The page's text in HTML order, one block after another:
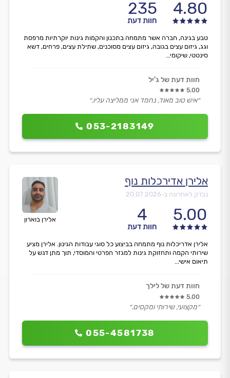
4.80
235
חוות דעת
053-2183149
טבע בגינה, חברה אשר מתמחה בתכנון והקמות גינות יוקרתיות מרפסת
וגג, גיזום עצים בגובה, גיזום עצים מסוכנים, שתילת עצים, פרחים, דשא
סינטטי, שיקומי...
חוות דעת של ג'יל
5.00
״איש טוב מאוד, נחמד אני ממליצה עליו.״
אלירן בוארון
אלירן אדירכלות נוף
נבדק לאחרונה ב-20.07.2026
5.00
4
חוות דעת
055-4581738
אלירן אדריכלות נוף מתמחה בביצוע כל סוגי עבודות הגינון. אלירן מציע
שירותי הקמה ותחזוקת גינות למגזר הפרטי והמוסדי, תוך מתן דגש על
תיאום אישי...
חוות דעת של לילך
5.00
״מקצועי, שירותי ומקסים.״